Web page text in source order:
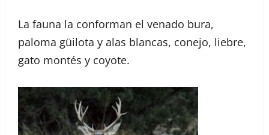
La fauna la conforman el venado bura,
paloma güilota y alas blancas, conejo, liebre,
gato montés y coyote.